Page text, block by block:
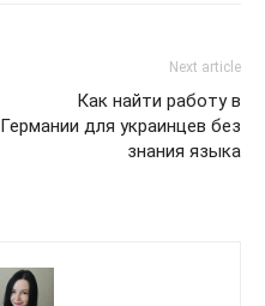
Next article
Как найти работу в
Германии для украинцев без
знания языка